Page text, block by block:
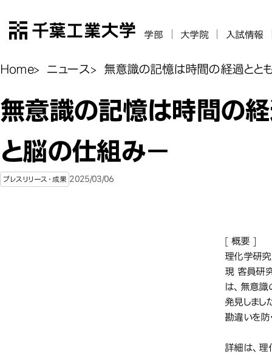
千葉工業大学
学部 大学院 入試情報
Home ニュース 無意識の記憶は時間の経過とと
無意識の記憶は時間の
と脳の仕組み－
プレスリリース・成果 2025/03/06
[ 概要 ]
理化学研
現 客員研
は、無意
発見しまし
勘違いを防
詳細は、理